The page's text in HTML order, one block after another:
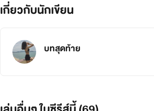
เกี่ยวกับนักเขียน
บทสุดท้าย